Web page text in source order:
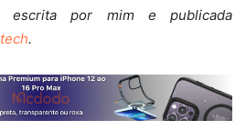
por mim e publicada
.